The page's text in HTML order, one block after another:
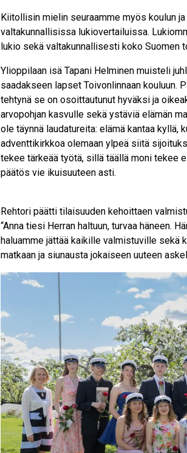
Kiitollisin mielin seuraamme myös koulun
valtakunnallisissa lukiovertailuissa.
lukio sekä valtakunnallisesti koko Suomen
Ylioppilaan isä Tapani Helminen muisteli
saadakseen lapset Toivonlinnaan kouluun.
tehtynä se on osoittautunut hyväksi ja
arvopohjan kasvulle sekä ystäviä elämän
ole täynnä laudatureita: elämä kantaa kyllä,
adventtikirkkoa olemaan ylpeä siitä
tekee tärkeää työtä, sillä täällä moni tekee
päätös vie ikuisuuteen asti.
Rehtori päätti tilaisuuden kehoittaen
“Anna tiesi Herran haltuun, turvaa häneen.
haluamme jättää kaikille valmistuville sekä
matkaan ja siunausta jokaiseen uuteen